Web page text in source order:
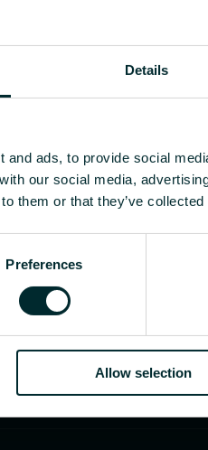
Details
and ads, to provide social
our social media,
them or that they’ve
Preferences
Allow selection